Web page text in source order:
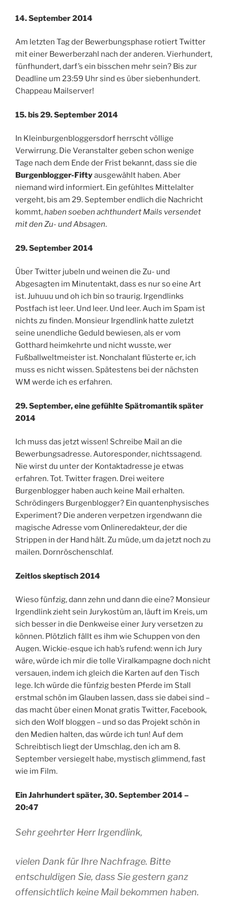
14. September 2014
Am letzten Tag der Bewerbungsphase rotiert Twitter
mit einer Bewerberzahl nach der anderen. Vierhundert,
fünfhundert, darf’s ein bisschen mehr sein? Bis zur
Deadline um 23:59 Uhr sind es über siebenhundert.
Chappeau Mailserver!
15. bis 29. September 2014
In Kleinburgenbloggersdorf herrscht völlige
Verwirrung. Die Veranstalter geben schon wenige
Tage nach dem Ende der Frist bekannt, dass sie die
Burgenblogger-Fiftyausgewählt haben. Aber
niemand wird informiert. Ein gefühltes Mittelalter
vergeht, bis am 29. September endlich die Nachricht
kommt,haben soeben achthundert Mails versendet
mit den Zu- und Absagen.
29. September 2014
Über Twitter jubeln und weinen die Zu- und
Abgesagten im Minutentakt, dass es nur so eine Art
ist. Juhuuu und oh ich bin so traurig. Irgendlinks
Postfach ist leer. Und leer. Und leer. Auch im Spam ist
nichts zu finden. Monsieur Irgendlink hatte zuletzt
seine unendliche Geduld bewiesen, als er vom
Gotthard heimkehrte und nicht wusste, wer
Fußballweltmeister ist. Nonchalant flüsterte er, ich
muss es nicht wissen. Spätestens bei der nächsten
WM werde ich es erfahren.
29. September, eine gefühlte Spätromantik später
2014
Ich muss das jetzt wissen! Schreibe Mail an die
Bewerbungsadresse. Autoresponder, nichtssagend.
Nie wirst du unter der Kontaktadresse je etwas
erfahren. Tot. Twitter fragen. Drei weitere
Burgenblogger haben auch keine Mail erhalten.
Schrödingers Burgenblogger? Ein quantenphysisches
Experiment? Die anderen verpetzen irgendwann die
magische Adresse vom Onlineredakteur, der die
Strippen in der Hand hält. Zu müde, um da jetzt noch zu
mailen. Dornröschenschlaf.
Zeitlos skeptisch 2014
Wieso fünfzig, dann zehn und dann die eine? Monsieur
Irgendlink zieht sein Jurykostüm an, läuft im Kreis, um
sich besser in die Denkweise einer Jury versetzen zu
können. Plötzlich fällt es ihm wie Schuppen von den
Augen. Wickie-esque ich hab’s rufend: wenn ich Jury
wäre, würde ich mir die tolle Viralkampagne doch nicht
versauen, indem ich gleich die Karten auf den Tisch
lege. Ich würde die fünfzig besten Pferde im Stall
erstmal schön im Glauben lassen, dass sie dabei sind –
das macht über einen Monat gratis Twitter, Facebook,
sich den Wolf bloggen – und so das Projekt schön in
den Medien halten, das würde ich tun! Auf dem
Schreibtisch liegt der Umschlag, den ich am 8.
September versiegelt habe, mystisch glimmend, fast
wie im Film.
Ein Jahrhundert später, 30. September 2014 –
20:47
Sehr geehrter Herr Irgendlink,
vielen Dank für Ihre Nachfrage. Bitte
entschuldigen Sie, dass Sie gestern ganz
offensichtlich keine Mail bekommen haben.